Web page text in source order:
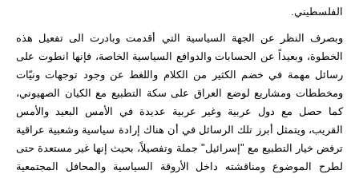
الفلسطيني.
وبصرف النظر عن الجهة السياسية التي أقدمت وبادرت الى تفعيل هذه
الخطوة، وبعيداً عن الحسابات والدوافع السياسية الخاصة، فإنها انطوت على
رسائل مهمة في خضم الكثير من الكلام واللغط عن وجود توجهات ونيّات
ومخططات ومشاريع لوضع العراق على سكة التطبيع مع الكيان الصهيوني،
كما حصل مع دول عربية وغير عربية عديدة في الأمس البعيد والأمس
القريب، ويتمثل أبرز تلك الرسائل في أن هناك إرادة سياسية وشعبية عراقية
ترفض خيار التطبيع مع "إسرائيل" جملة وتفصيلاً، بحيث إنها غير مستعدة حتى
لطرح الموضوع ومناقشته داخل الأروقة السياسية والمحافل المجتمعية